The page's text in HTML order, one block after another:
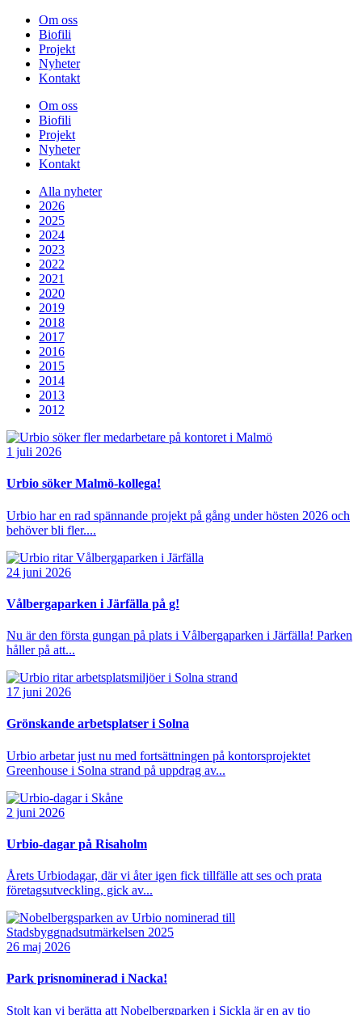
Om oss
Biofili
Projekt
Nyheter
Kontakt
Om oss
Biofili
Projekt
Nyheter
Kontakt
Alla nyheter
2026
2025
2024
2023
2022
2021
2020
2019
2018
2017
2016
2015
2014
2013
2012
1 juli 2026
Urbio söker Malmö-kollega!
Urbio har en rad spännande projekt på gång under hösten 2026 och
behöver bli fler....
24 juni 2026
Vålbergaparken i Järfälla på g!
Nu är den första gungan på plats i Vålbergaparken i Järfälla! Parken
håller på att...
17 juni 2026
Grönskande arbetsplatser i Solna
Urbio arbetar just nu med fortsättningen på kontorsprojektet
Greenhouse i Solna strand på uppdrag av...
2 juni 2026
Urbio-dagar på Risaholm
Årets Urbiodagar, där vi åter igen fick tillfälle att ses och prata
företagsutveckling, gick av...
26 maj 2026
Park prisnominerad i Nacka!
Stolt kan vi berätta att Nobelbergparken i Sickla är en av tio